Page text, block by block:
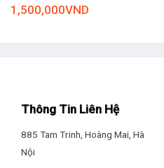
bạn an tâm sử dụng.
1,500,000VND
Thông Tin Liên Hệ
885 Tam Trinh, Hoàng Mai, Hà
Nội